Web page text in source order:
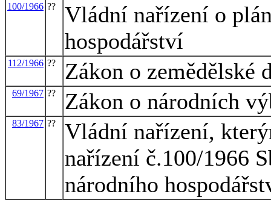
100/1966 ??
Vládní nařízení o
hospodářství
112/1966 ?? Zákon o zemědělské
69/1967 ?? Zákon o národních
83/1967 ??
Vládní nařízení,
nařízení č.100/1966
národního